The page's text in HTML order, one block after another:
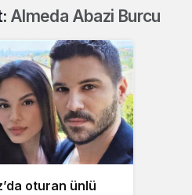
Almeda Abazi Burcu
oturan ünlü